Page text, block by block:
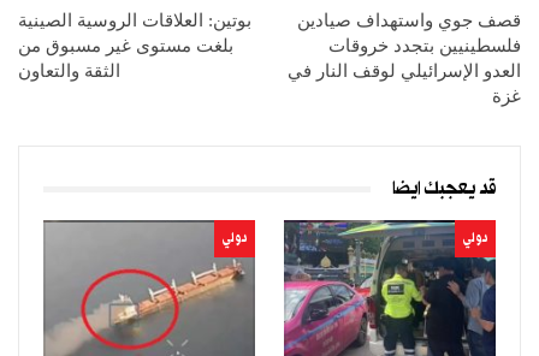
قصف جوي واستهداف صيادين
فلسطينيين بتجدد خروقات
العدو الإسرائيلي لوقف النار في
غزة
بوتين: العلاقات الروسية الصينية
بلغت مستوى غير مسبوق من
الثقة والتعاون
قد يعجبك ايضا
دولي دولي